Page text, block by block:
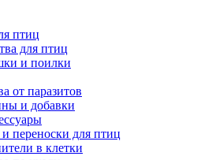
птиц
для птиц
и поилки
от паразитов
и добавки
переноски для птиц
в клетки